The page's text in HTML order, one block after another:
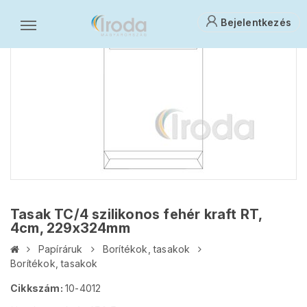
Bejelentkezés
Tasak TC/4 szilikonos fehér kraft RT,
4cm, 229x324mm
Papíráruk
Borítékok, tasakok
Borítékok, tasakok
Cikkszám: 10-4012